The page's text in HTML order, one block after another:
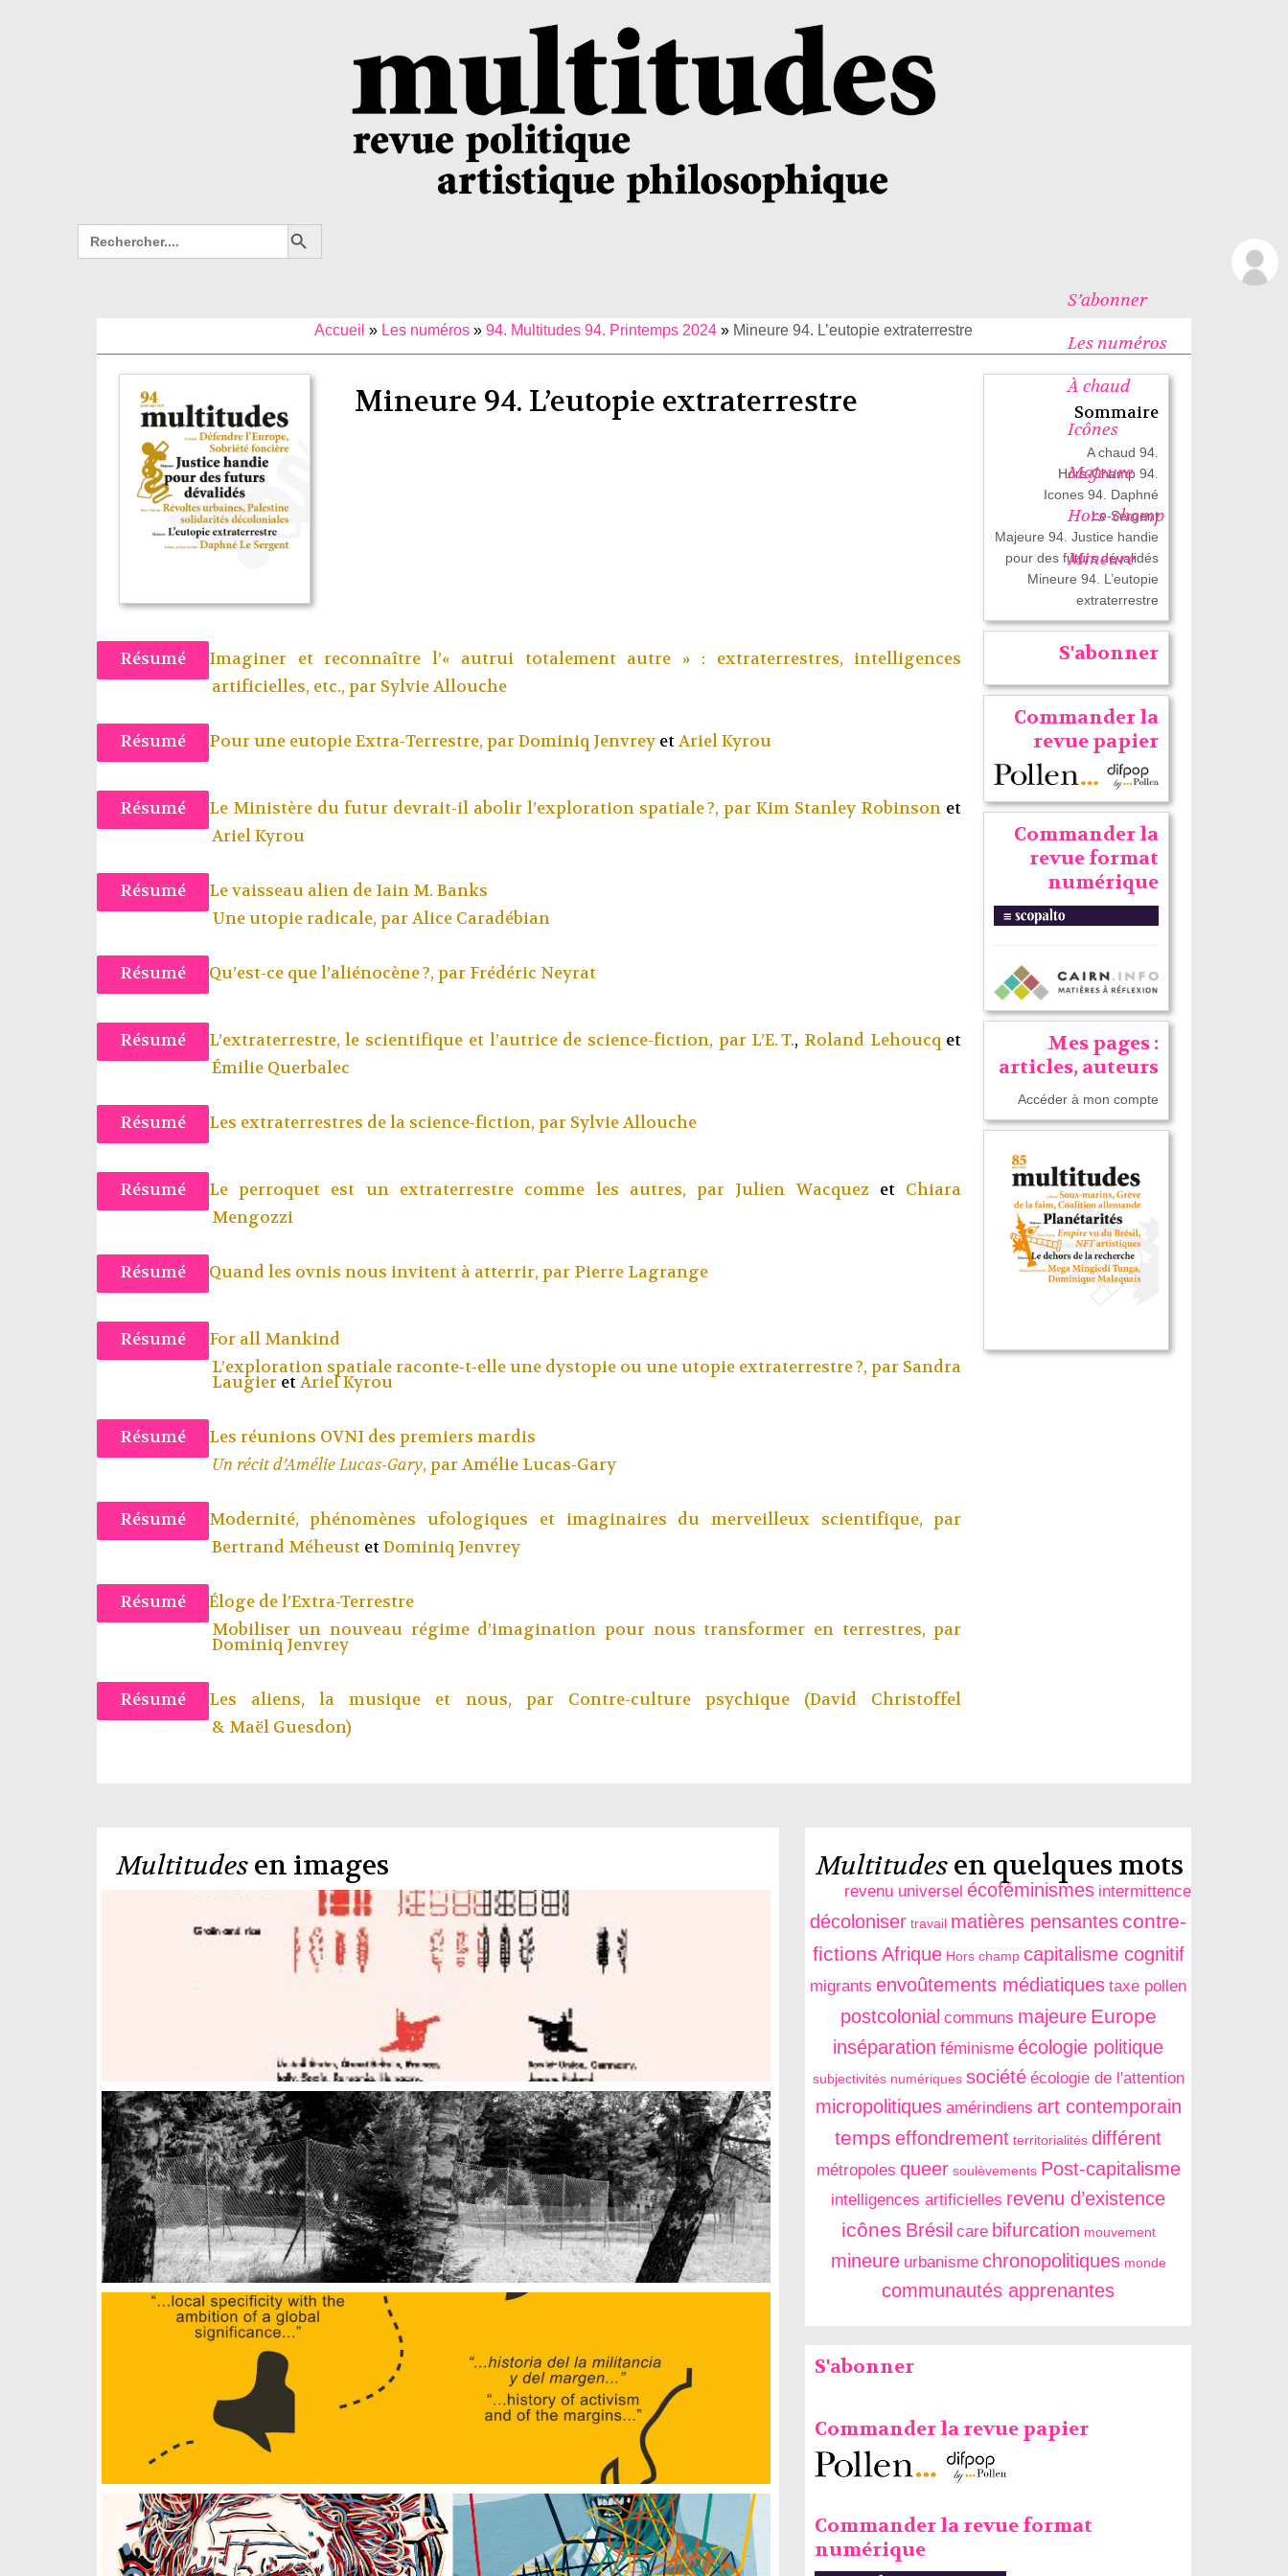
Search
for:
Search Button
S’abonner
Les numéros
À chaud
Icônes
Majeure
Hors-champ
Mineure
Accueil » Les numéros »94. Multitudes 94. Printemps 2024 » Mineure 94. L’eutopie extraterrestre
Mineure 94. L’eutopie extraterrestre Sommaire
A chaud 94.
Hors-Champ 94.
Icones 94. Daphné
Le Sergent
Majeure 94. Justice handie
pour des futurs dévalidés
Mineure 94. L’eutopie
extraterrestre
S'abonner
Commander la
revue papier
Commander la
revue format
numérique
Mes pages :
articles, auteurs
Accéder à mon compte
Résumé
Imaginer et reconnaître l’« autrui totalement autre » : extraterrestres, intelligences
artificielles, etc., par Sylvie Allouche
Résumé Pour une eutopie Extra‑Terrestre, parDominiq JenvreyetAriel Kyrou
Résumé Le Ministère du futur devrait-il abolir l’exploration spatiale ?, parKim Stanley Robinson et
Ariel Kyrou
Résumé
Le vaisseau alien de Iain M. Banks
Une utopie radicale, parAlice Caradébian
Résumé Qu’est-ce que l’aliénocène ?, par Frédéric Neyrat
Résumé L’extraterrestre, le scientifique et l’autrice de science-fiction, par L’E. T., Roland Lehoucq et
Émilie Querbalec
Résumé Les extraterrestres de la science-fiction, par Sylvie Allouche
Résumé Le perroquet est un extraterrestre comme les autres, par Julien Wacquez et Chiara
Mengozzi
Résumé Quand les ovnis nous invitent à atterrir, par Pierre Lagrange
Résumé
For all Mankind
L’exploration spatiale raconte‑t‑elle une dystopie ou une utopie extraterrestre ?, par Sandra
LaugieretAriel Kyrou
Résumé
Les réunions OVNI des premiers mardis
Un récit d’Amélie Lucas-Gary, parAmélie Lucas-Gary
Résumé
Modernité, phénomènes ufologiques et imaginaires du merveilleux scientifique, par
Bertrand MéheustetDominiq Jenvrey
Résumé
Éloge de l’Extra-Terrestre
Mobiliser un nouveau régime d’imagination pour nous transformer en terrestres, par
Dominiq Jenvrey
Résumé Les aliens, la musique et nous, par Contre-culture psychique (David Christoffel
& Maël Guesdon)
Multitudesen images Multitudesen quelques mots
revenu universel écoféminismes intermittence
décoloniser travail matières pensantes contre-
fictions Afrique Hors champ capitalisme cognitif
migrants envoûtements médiatiques taxe pollen
postcolonial communs majeure Europe
inséparation féminisme écologie politique
subjectivités numériques société écologie de l'attention
micropolitiques amérindiens art contemporain
temps effondrement territorialités différent
métropoles queer soulèvements Post-capitalisme
intelligences artificielles revenu d’existence
icônes Brésil care bifurcation mouvement
mineure urbanisme chronopolitiques monde
communautés apprenantes
S'abonner
Commander la revue papier
Commander la revue format
numérique